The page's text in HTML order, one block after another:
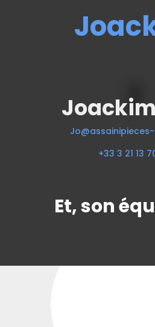
Joackim
+33 3 21 13
Et, son